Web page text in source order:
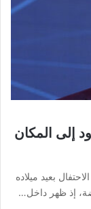
يعود إلى المكان
بعيد ميلاده
إذ ظهر داخل…